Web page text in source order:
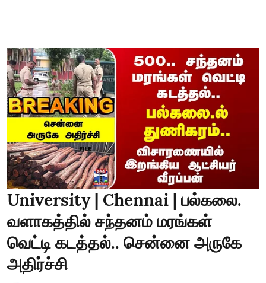
University | Chennai | பல்கலை.
வளாகத்தில் சந்தனம் மரங்கள்
வெட்டி கடத்தல்.. சென்னை அருகே
அதிர்ச்சி